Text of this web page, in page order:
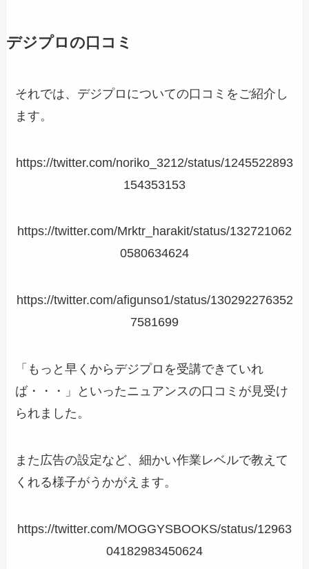
デジプロの口コミ
それでは、デジプロについての口コミをご紹介し
ます。
https://twitter.com/noriko_3212/status/1245522893
154353153
https://twitter.com/Mrktr_harakit/status/132721062
0580634624
https://twitter.com/afigunso1/status/130292276352
7581699
「もっと早くからデジプロを受講できていれ
ば・・・」といったニュアンスの口コミが見受け
られました。
また広告の設定など、細かい作業レベルで教えて
くれる様子がうかがえます。
https://twitter.com/MOGGYSBOOKS/status/12963
04182983450624